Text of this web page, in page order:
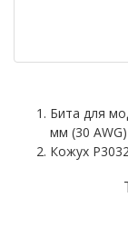
Бита для
мм (30
Кожух